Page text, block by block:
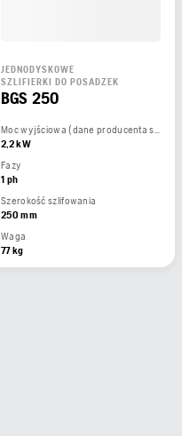
JEDNODYSKOWE
SZLIFIERKI DO POSADZEK
BGS 250
Moc wyjściowa (dane producenta silnika)
2,2 kW
Fazy
1 ph
Szerokość szlifowania
250 mm
Waga
77 kg